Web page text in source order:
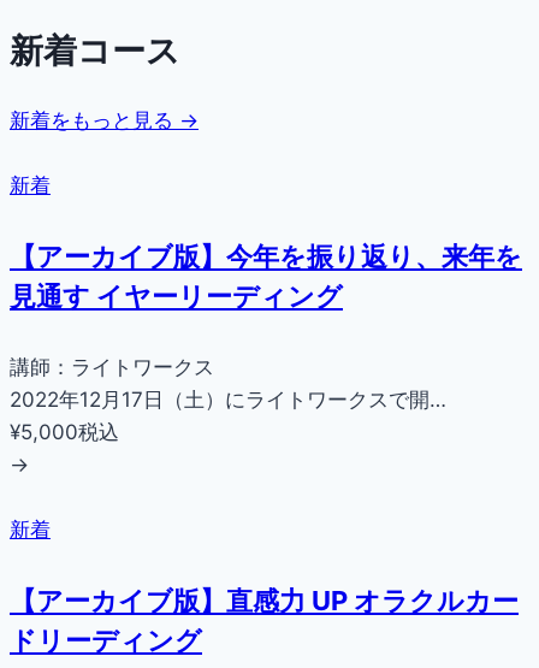
新着コース
新着をもっと見る →
新着
【アーカイブ版】今年を振り返り、来年を
見通す イヤーリーディング
講師：ライトワークス
2022年12月17日（土）にライトワークスで開…
¥5,000税込
→
新着
【アーカイブ版】直感力 UP オラクルカー
ドリーディング